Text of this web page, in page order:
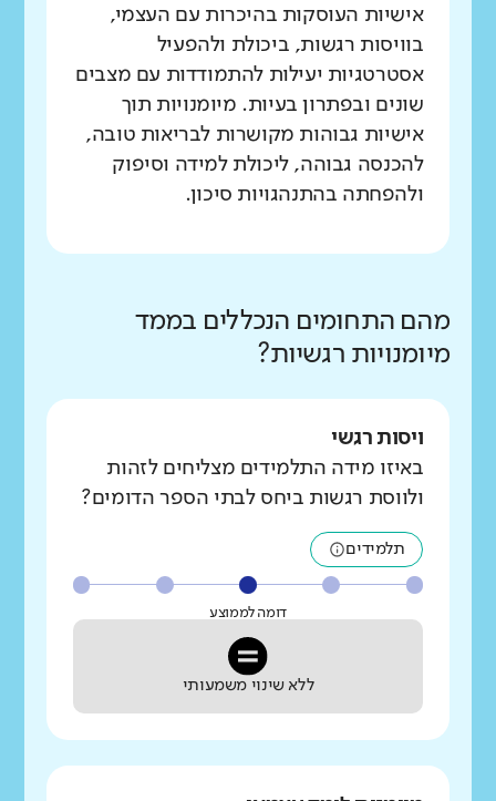
אישיות העוסקות בהיכרות עם העצמי,
בוויסות רגשות, ביכולת ולהפעיל
אסטרטגיות יעילות להתמודדות עם מצבים
שונים ובפתרון בעיות. מיומנויות תוך
אישיות גבוהות מקושרות לבריאות טובה,
להכנסה גבוהה, ליכולת למידה וסיפוק
ולהפחתה בהתנהגויות סיכון.
מהם התחומים הנכללים בממד
מיומנויות רגשיות?
ויסות רגשי
באיזו מידה התלמידים מצליחים לזהות
ולווסת רגשות ביחס לבתי הספר הדומים?
תלמידים
דומה לממוצע
ללא שינוי משמעותי